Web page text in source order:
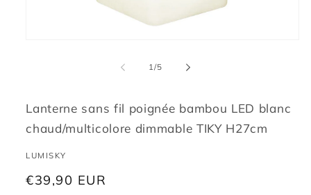
fenêtre
1/de
5
Lanterne sans fil poignée bambou LED blanc
chaud/multicolore dimmable TIKY H27cm
LUMISKY
Prix
€39,90 EUR